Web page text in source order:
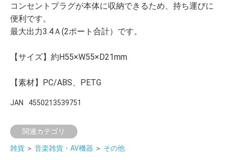
コンセントプラグが本体に収納できるため、持ち運びに
便利です。
最大出力3.4Ａ(2ポート合計）です。
【サイズ】約H55×W55×D21mm
【素材】PC/ABS、PETG
JAN 4550213539751
関連カテゴリ
雑貨 ＞ 音楽雑貨・AV機器 ＞ その他